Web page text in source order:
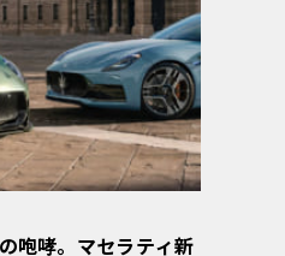
咆哮。マセラティ新